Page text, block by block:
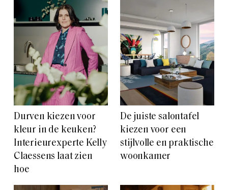
Durven kiezen voor
kleur in de keuken?
Interieurexperte Kelly
Claessens laat zien
hoe
De juiste salontafel
kiezen voor een
stijlvolle en praktische
woonkamer